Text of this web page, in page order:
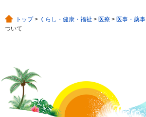
トップ> くらし・健康・福祉 > 医療 > 医事・薬事
ついて